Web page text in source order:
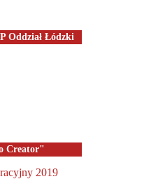
Oddział Łódzki
Creator"